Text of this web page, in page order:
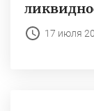
17 июля